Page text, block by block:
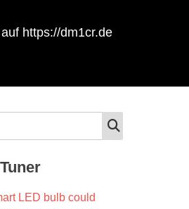
https://dm1cr.de
LED bulb could